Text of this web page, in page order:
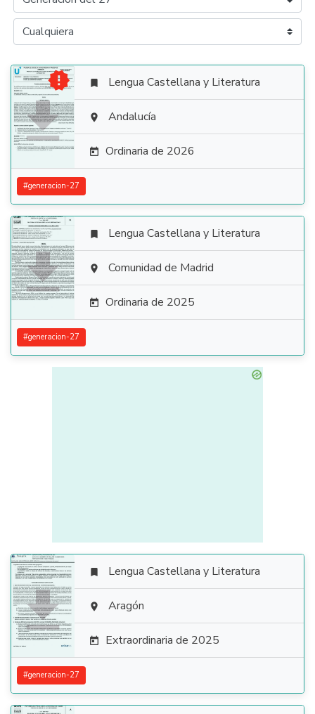

  Lengua Castellana y Literatura
 Andalucía
 Ordinaria de 2026
#generacion-27

 Lengua Castellana y Literatura
 Comunidad de Madrid
 Ordinaria de 2025
#generacion-27

 Lengua Castellana y Literatura
 Aragón
 Extraordinaria de 2025
#generacion-27